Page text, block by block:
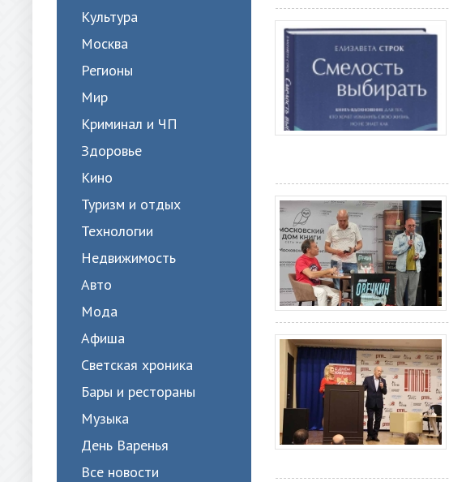
Культура
Москва
Регионы
Мир
Криминал и ЧП
Здоровье
Кино
Туризм и отдых
Технологии
Недвижимость
Авто
Мода
Афиша
Светская хроника
Бары и рестораны
Музыка
День Варенья
Все новости